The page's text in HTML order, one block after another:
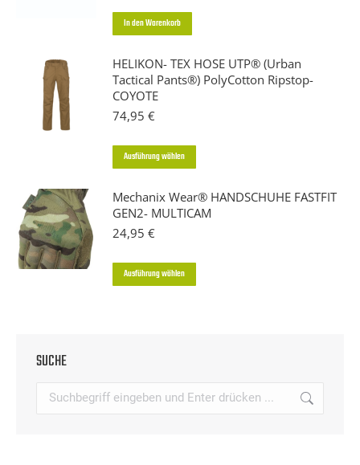
In den Warenkorb
HELIKON- TEX HOSE UTP® (Urban
Tactical Pants®) PolyCotton Ripstop-
COYOTE
74,95 €
Ausführung wählen
weist
mehrere
auf.
Die
Produktseite
Mechanix Wear® HANDSCHUHE FASTFIT
GEN2- MULTICAM
24,95 €
Ausführung wählen
Die
SUCHE